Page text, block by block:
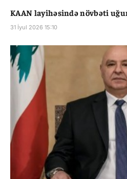
KAAN layihəsində növbəti
31 İyul 2026 15:10